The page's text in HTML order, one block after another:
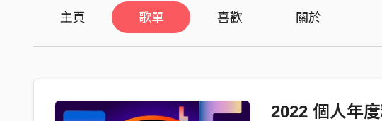
主頁 歌單 喜歡 關於
2022 個人年